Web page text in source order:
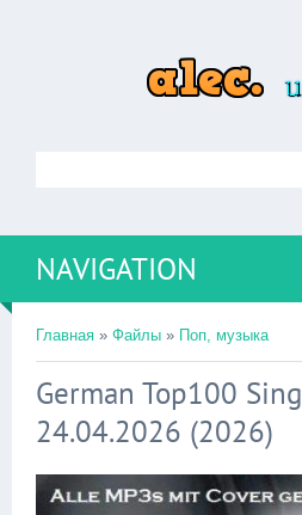
NAVIGATION
Главная » Файлы » Поп, музыка
German Top100
24.04.2026 (2026)